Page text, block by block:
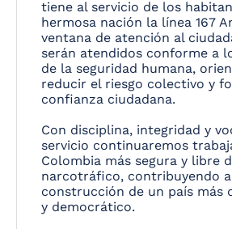
tiene al servicio de los
hermosa nación la línea 167
ventana de atención al
serán atendidos conforme a
de la seguridad humana,
reducir el riesgo colectivo y
confianza ciudadana.
Con disciplina, integridad y
servicio continuaremos
Colombia más segura y libre
narcotráfico, contribuyendo
construcción de un país más
y democrático.